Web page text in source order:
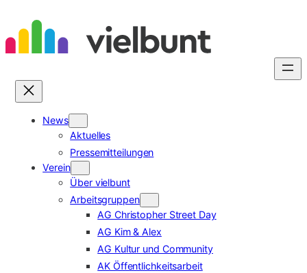
Inhalt
springen
News
Aktuelles
Pressemitteilungen
Verein
Über vielbunt
Arbeitsgruppen
AG Christopher Street Day
AG Kim & Alex
AG Kultur und Community
AK Öffentlichkeitsarbeit